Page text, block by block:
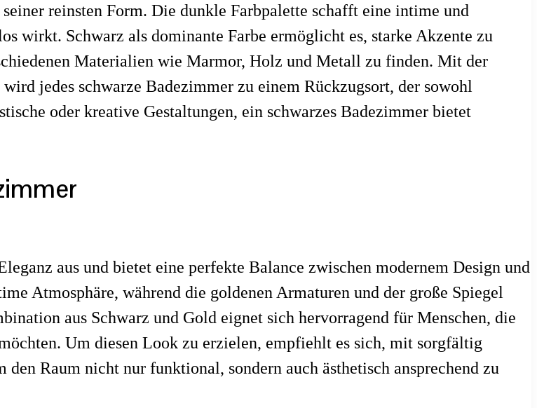
reinsten Form. Die dunkle Farbpalette schafft eine intime und
wirkt. Schwarz als dominante Farbe ermöglicht es, starke Akzente zu
Materialien wie Marmor, Holz und Metall zu finden. Mit der
jedes schwarze Badezimmer zu einem Rückzugsort, der sowohl
oder kreative Gestaltungen, ein schwarzes Badezimmer bietet
aus und bietet eine perfekte Balance zwischen modernem Design und
Atmosphäre, während die goldenen Armaturen und der große Spiegel
aus Schwarz und Gold eignet sich hervorragend für Menschen, die
Um diesen Look zu erzielen, empfiehlt es sich, mit sorgfältig
Raum nicht nur funktional, sondern auch ästhetisch ansprechend zu